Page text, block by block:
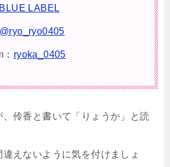
BLUE LABEL
@ryo_ryo0405
ryoka_0405
伶香と書いて「りょうか」と読
違えないように気を付けましょ